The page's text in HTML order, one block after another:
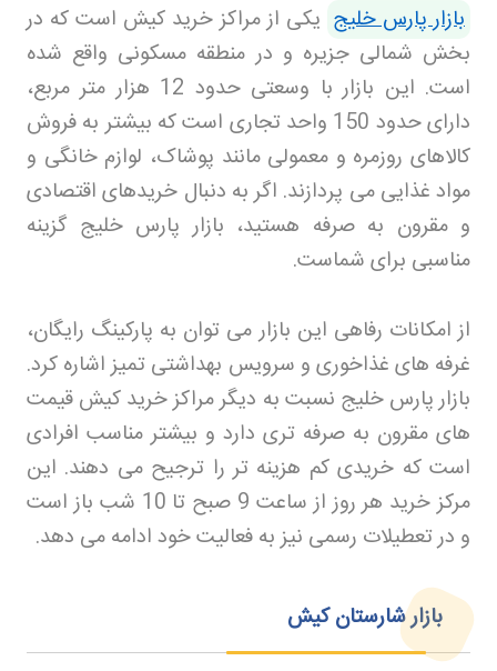
بازار پارس خلیج یکی از مراکز خرید کیش است که در
بخش شمالی جزیره و در منطقه مسکونی واقع شده
است. این بازار با وسعتی حدود 12 هزار متر مربع،
دارای حدود 150 واحد تجاری است که بیشتر به فروش
کالاهای روزمره و معمولی مانند پوشاک، لوازم خانگی و
مواد غذایی می پردازند. اگر به دنبال خریدهای اقتصادی
و مقرون به صرفه هستید، بازار پارس خلیج گزینه
مناسبی برای شماست.
از امکانات رفاهی این بازار می توان به پارکینگ رایگان،
غرفه های غذاخوری و سرویس بهداشتی تمیز اشاره کرد.
بازار پارس خلیج نسبت به دیگر مراکز خرید کیش قیمت
های مقرون به صرفه تری دارد و بیشتر مناسب افرادی
است که خریدی کم هزینه تر را ترجیح می دهند. این
مرکز خرید هر روز از ساعت 9 صبح تا 10 شب باز است
و در تعطیلات رسمی نیز به فعالیت خود ادامه می دهد.
بازار شارستان کیش